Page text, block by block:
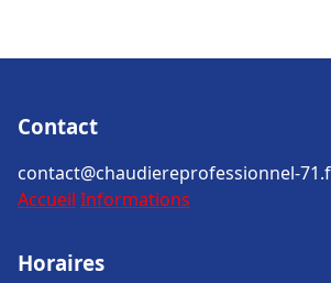
Contact
contact@chaudiereprofessionnel-
Accueil Informations
Horaires